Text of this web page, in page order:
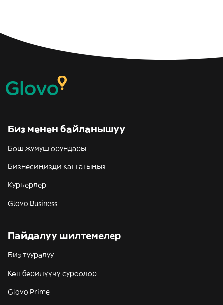
Биз менен байланышуу
Бош жумуш орундары
Бизнесиңизди каттатыңыз
Курьерлер
Glovo Business
Пайдалуу шилтемелер
Биз тууралуу
Көп берилүүчү суроолор
Glovo Prime